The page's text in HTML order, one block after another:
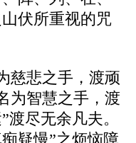
伏所重视的咒
慈悲之手，渡顽
为智慧之手，渡
渡尽无余凡夫。
疑慢”之烦恼障